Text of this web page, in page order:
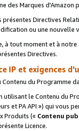
des Marques
Directives
ou une nouvelle
à tout moment et à
Directives.
IP et exigences
du Programme
utilisant le Contenu du
et PA API ») qui vous
Produits (« Contenu
Licence.